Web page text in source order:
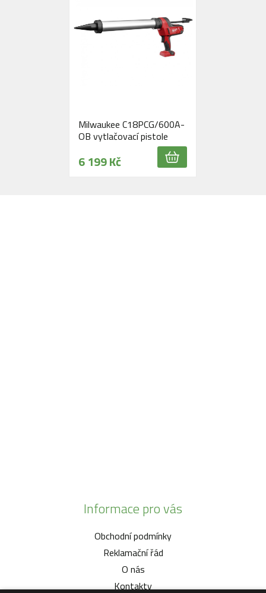
Milwaukee C18PCG/600A-
OB vytlačovací pistole
6 199 Kč
Informace pro vás
Obchodní podmínky
Reklamační řád
O nás
Kontakty